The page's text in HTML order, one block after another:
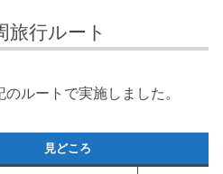
旅行ルート
ルートで実施しました。
見どころ